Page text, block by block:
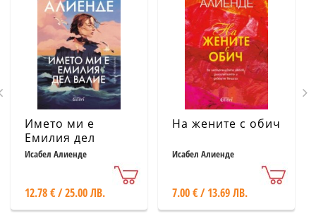
Името ми е
Емилия дел
Валие
Исабел Алиенде
12.78 € / 25.00 ЛВ.
На жените с обич
Исабел Алиенде
7.00 € / 13.69 ЛВ.